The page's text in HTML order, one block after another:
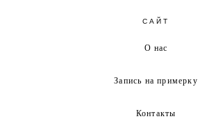
САЙТ
О нас
Запись на примерку
Контакты